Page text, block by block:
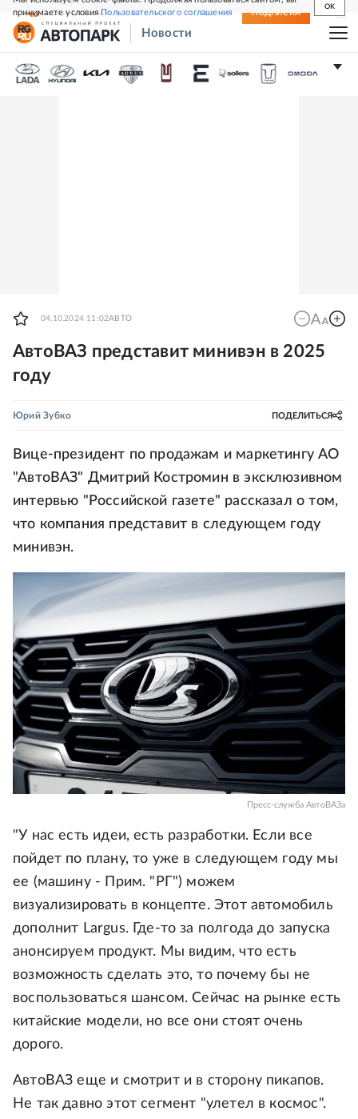
принимаете условияПользовательского соглашения
OK
СВЕЖИЙ НОМЕР ПОДПИСКА
Новости
04.10.2024 11:02АВТО
АвтоВАЗ представит минивэн в 2025
году
Юрий Зубко ПОДЕЛИТЬСЯ
Вице-президент по продажам и маркетингу АО
"АвтоВАЗ" Дмитрий Костромин в эксклюзивном
интервью "Российской газете" рассказал о том,
что компания представит в следующем году
минивэн.
Пресс-служба АвтоВАЗа
"У нас есть идеи, есть разработки. Если все
пойдет по плану, то уже в следующем году мы
ее (машину - Прим. "РГ") можем
визуализировать в концепте. Этот автомобиль
дополнит Largus. Где-то за полгода до запуска
анонсируем продукт. Мы видим, что есть
возможность сделать это, то почему бы не
воспользоваться шансом. Сейчас на рынке есть
китайские модели, но все они стоят очень
дорого.
АвтоВАЗ еще и смотрит и в сторону пикапов.
Не так давно этот сегмент "улетел в космос".